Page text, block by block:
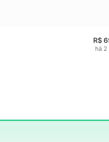
R$
há 2